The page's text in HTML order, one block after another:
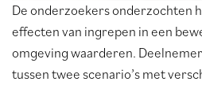
De onderzoekers onderzochten
effecten van ingrepen in een
omgeving waarderen.
tussen twee scenario’s met